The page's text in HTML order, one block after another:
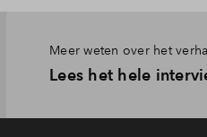
Meer weten over het
Lees het hele